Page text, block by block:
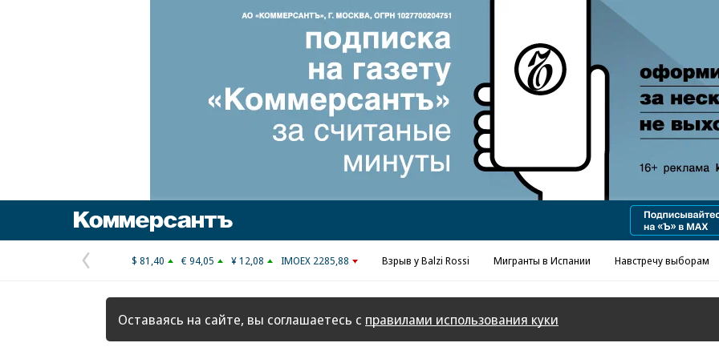
Предыдущая
страница
$ 81,40 € 94,05 ¥ 12,08 IMOEX 2285,88 Взрыв у Balzi Rossi Мигранты в Испании Навстречу выборам
Оставаясь на сайте, вы соглашаетесь с правилами использования куки